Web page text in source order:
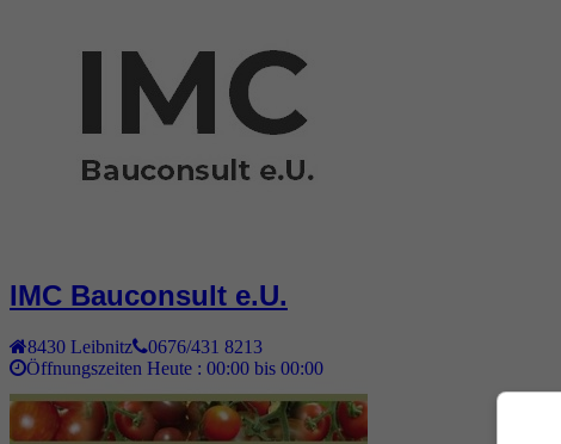
IMC Bauconsult e.U.
8430 Leibnitz
0676/431 8213
Öffnungszeiten Heute : 00:00 bis 00:00